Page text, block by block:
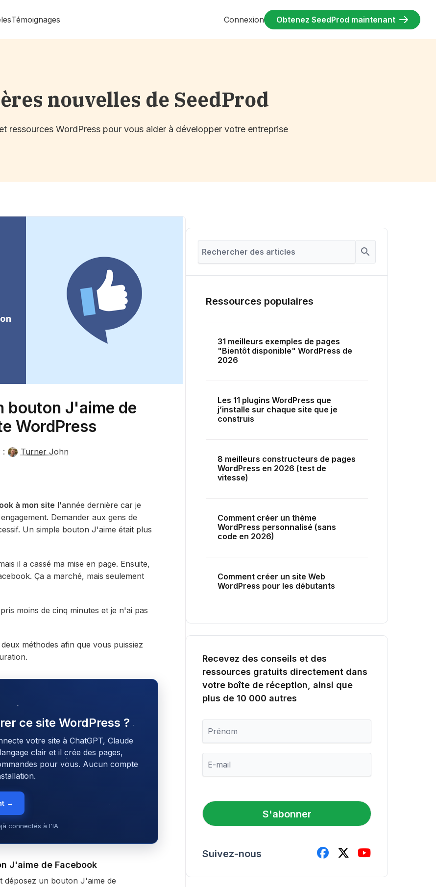
Témoignages Connexion Obtenez SeedProd maintenant
nouvelles de SeedProd
ressources WordPress pour vous aider à développer votre entreprise
bouton J'aime de
WordPress
: Turner John
à mon site l'année dernière car je
Demander aux gens de
Un simple bouton J'aime était plus
il a cassé ma mise en page. Ensuite,
Ça a marché, mais seulement
moins de cinq minutes et je n'ai pas
méthodes afin que vous puissiez
ce site WordPress ?
votre site à ChatGPT, Claude
clair et il crée des pages,
pour vous. Aucun compte
→
connectés à l'IA.
J'aime de Facebook
déposez un bouton J'aime de
Ressources populaires
31 meilleurs exemples de pages
"Bientôt disponible" WordPress de
2026
Les 11 plugins WordPress que
j’installe sur chaque site que je
construis
8 meilleurs constructeurs de pages
WordPress en 2026 (test de
vitesse)
Comment créer un thème
WordPress personnalisé (sans
code en 2026)
Comment créer un site Web
WordPress pour les débutants
Recevez des conseils et des
ressources gratuits directement dans
votre boîte de réception, ainsi que
plus de 10 000 autres
é
n
m
l
*
S'abonner
Suivez-nous